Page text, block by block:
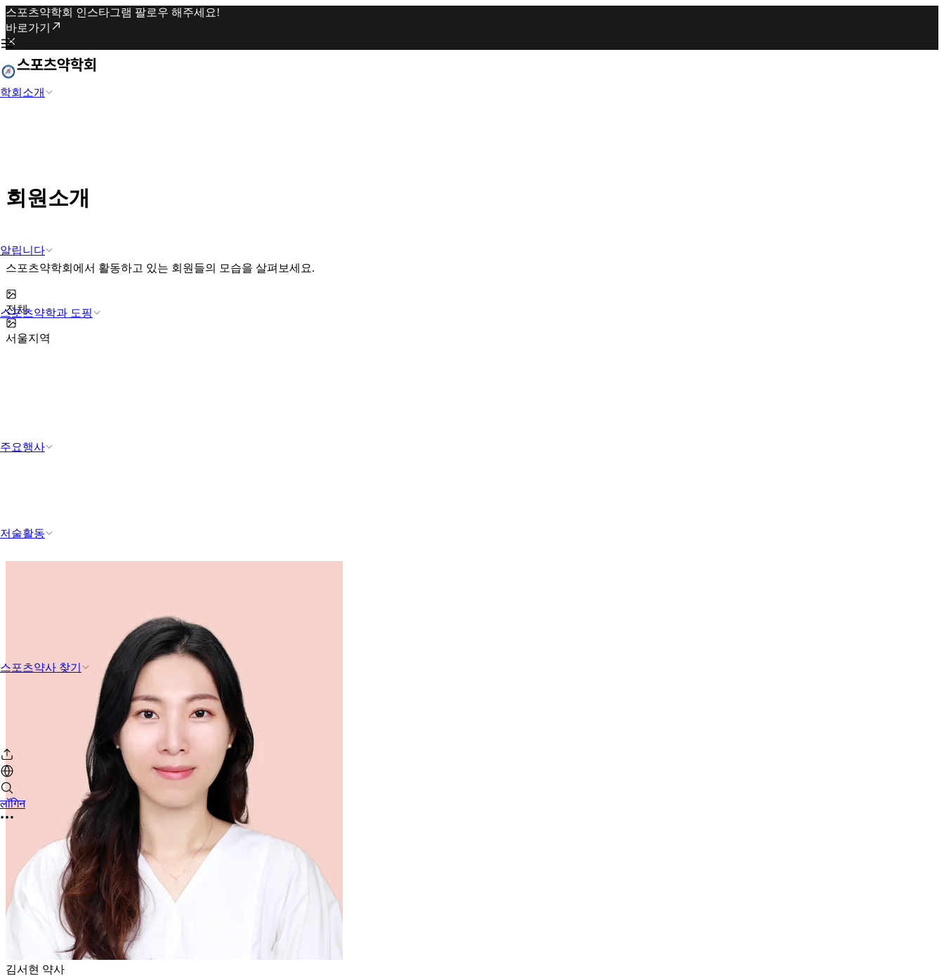
스포츠약학회 인스타그램 팔로우 해주세요!
바로가기
학회소개
알립니다
스포츠약학과 도핑
주요행사
저술활동
스포츠약사 찾기
लॉगिन
회원소개
스포츠약학회에서 활동하고 있는 회원들의 모습을 살펴보세요.
전체
서울지역
김서현 약사